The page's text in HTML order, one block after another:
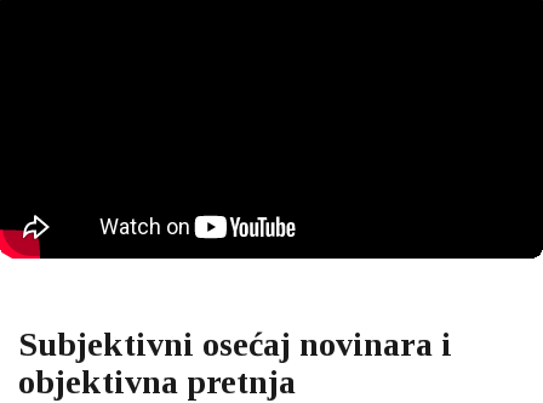
Subjektivni osećaj novinara i
objektivna pretnja